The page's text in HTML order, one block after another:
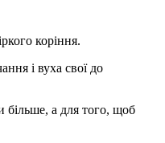
коріння.
і вуха свої до
більше, а для того, щоб